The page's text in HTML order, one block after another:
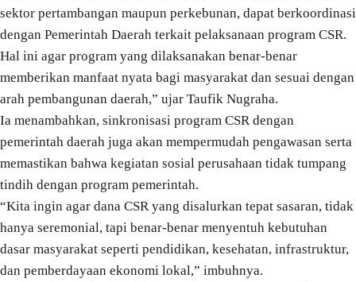
sektor pertambangan maupun perkebunan, dapat berkoordinasi
dengan Pemerintah Daerah terkait pelaksanaan program CSR.
Hal ini agar program yang dilaksanakan benar-benar
memberikan manfaat nyata bagi masyarakat dan sesuai dengan
arah pembangunan daerah,” ujar Taufik Nugraha.
Ia menambahkan, sinkronisasi program CSR dengan
pemerintah daerah juga akan mempermudah pengawasan serta
memastikan bahwa kegiatan sosial perusahaan tidak tumpang
tindih dengan program pemerintah.
“Kita ingin agar dana CSR yang disalurkan tepat sasaran, tidak
hanya seremonial, tapi benar-benar menyentuh kebutuhan
dasar masyarakat seperti pendidikan, kesehatan, infrastruktur,
dan pemberdayaan ekonomi lokal,” imbuhnya.